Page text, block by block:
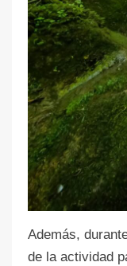
Además,
de la actividad